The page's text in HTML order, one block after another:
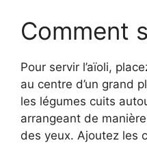
Comment
Pour servir l’aïoli,
au centre d’un grand
les légumes cuits
arrangeant de
des yeux. Ajoutez les